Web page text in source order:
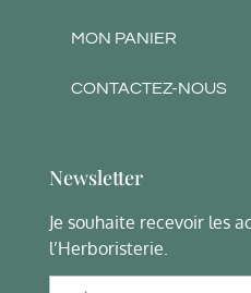
MON PANIER
CONTACTEZ-NOUS
Newsletter
Je souhaite recevoir les
l’Herboristerie.